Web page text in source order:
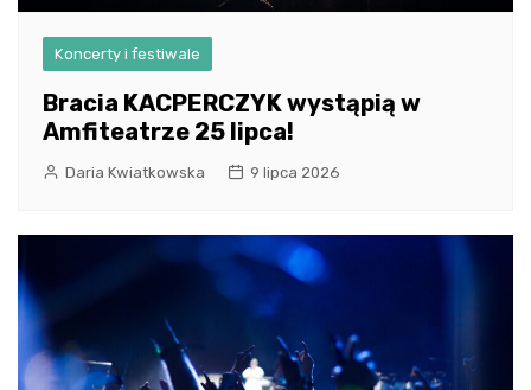
Koncerty i festiwale
Bracia KACPERCZYK wystąpią w
Amfiteatrze 25 lipca!
Daria Kwiatkowska 9 lipca 2026